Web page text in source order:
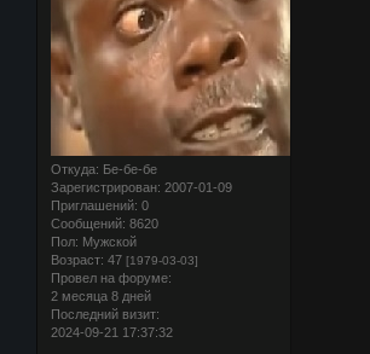
Откуда: Бе-бе-бе
Зарегистрирован: 2007-01-09
Приглашений: 0
Сообщений: 8620
Пол: Мужской
Возраст: 47 [1979-03-03]
Провел на форуме:
2 месяца 8 дней
Последний визит:
2024-09-21 17:37:32